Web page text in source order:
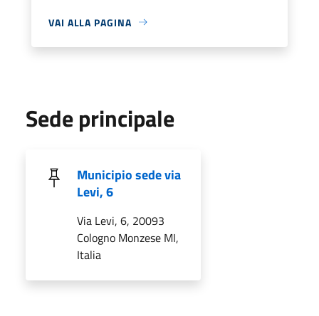
VAI ALLA PAGINA
Sede principale
Municipio sede via
Levi, 6
Via Levi, 6, 20093
Cologno Monzese MI,
Italia